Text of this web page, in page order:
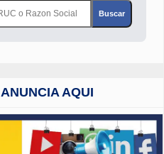
ANUNCIA AQUI